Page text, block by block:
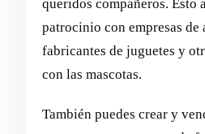
queridos compañeros. Esto
patrocinio con empresas de
fabricantes de juguetes y
con las mascotas.
También puedes crear y